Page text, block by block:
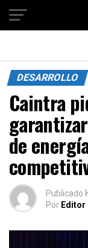
DESARROLLO
Caintra
de
Publicado
Por Editor